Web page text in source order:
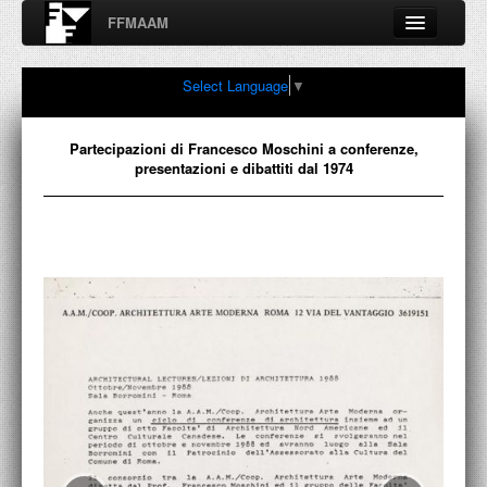
FFMAAM
Fondo Francesco Moschini
A.A.M. Architettura Arte Moderna
Percorsi, nodi, sconfinamenti e contaminazioni tra Arte,
FRANCESCO MOSCHINI
CONFERENZE
VIDEO
COLLEZIONE
Select Language ▼
Partecipazioni di Francesco Moschini a conferenze,
presentazioni e dibattiti dal 1974